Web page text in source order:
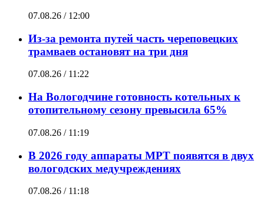
07.08.26 / 12:00
Из-за ремонта путей часть череповецких
трамваев остановят на три дня
07.08.26 / 11:22
На Вологодчине готовность котельных к
отопительному сезону превысила 65%
07.08.26 / 11:19
В 2026 году аппараты МРТ появятся в двух
вологодских медучреждениях
07.08.26 / 11:18